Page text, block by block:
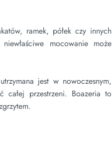
ramek, półek czy innych
mocowanie może
jest w nowoczesnym,
całej przestrzeni. Boazeria to